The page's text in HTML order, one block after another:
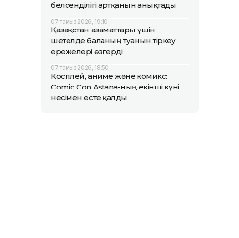
белсенділігі артқанын анықтады
07 тамыз 2026, 19:10
Қазақстан азаматтары үшін
шетелде баланың туғанын тіркеу
ережелері өзгерді
07 тамыз 2026, 18:50
Косплей, аниме және комикс:
Comic Con Astana-ның екінші күні
несімен есте қалды